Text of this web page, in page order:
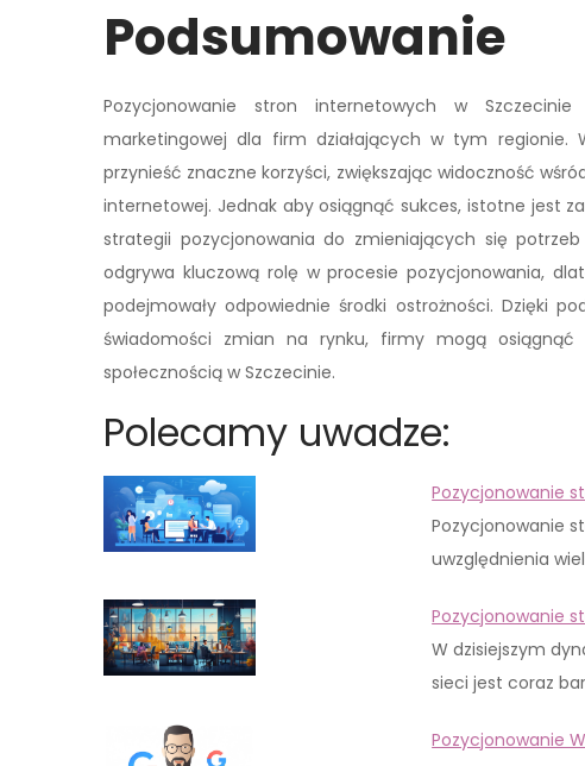
Podsumowanie
Pozycjonowanie stron internetowych w
marketingowej dla firm działających w tym regionie.
przynieść znaczne korzyści, zwiększając widoczność
internetowej. Jednak aby osiągnąć sukces, istotne jest
strategii pozycjonowania do zmieniających się
odgrywa kluczową rolę w procesie pozycjonowania,
podejmowały odpowiednie środki ostrożności. Dzięki
świadomości zmian na rynku, firmy mogą
społecznością w Szczecinie.
Polecamy uwadze:
Pozycjonowanie
Pozycjonowanie
uwzględnienia
Pozycjonowanie
W dzisiejszym
sieci jest coraz
Pozycjonowanie